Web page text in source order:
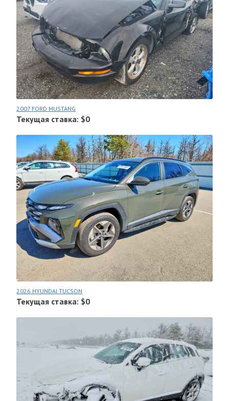
2007 FORD MUSTANG
Текущая ставка: $0
2026 HYUNDAI TUCSON
Текущая ставка: $0